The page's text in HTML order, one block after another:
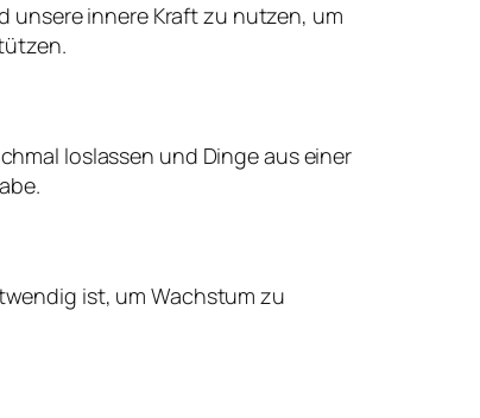
unsere innere Kraft zu nutzen, um
loslassen und Dinge aus einer
ist, um Wachstum zu